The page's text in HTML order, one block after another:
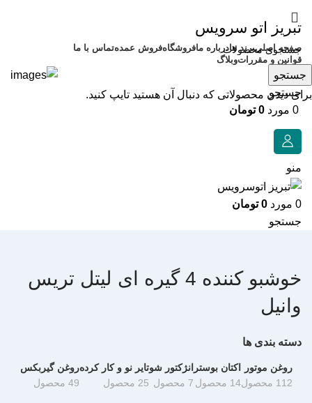
تبریز اتو سرویس
صفحه اصلیبرند هادرباره مافروشگاهفروش عمدهتماس با ما
قوانین و مقرراتوبلاگ
جستجو
0 مورد 0 تومان
منو
0 مورد 0 تومان
جستجو
خوشبو کننده 4 گیره ای لیتل تریس
وانیل
دسته بندی ها
روغن موتور
112 محصول
اکتان بوستر
14 محصول
انژکتور شو
7 محصول
تایر نو و کار کرده
25 محصول
روغن گیربکس
49 محصول
جستجو
برای دیدن محصولاتی که دنبال آن هستید تایپ کنید.